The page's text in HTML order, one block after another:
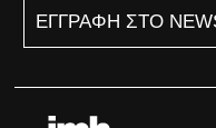
ΕΓΓΡΑΦΗ ΣΤΟ